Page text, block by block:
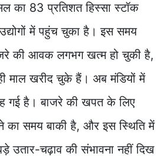
का 83 प्रतिशत हिस्सा स्टॉक
में पहुंच चुका है। इस समय
की आवक लगभग खत्म हो चुकी है,
ही माल खरीद चुके हैं। अब मंडियों में
गई है। बाजरे की खपत के लिए
समय बाकी है, और इस स्थिति में
उतार-चढ़ाव की संभावना नहीं दिख